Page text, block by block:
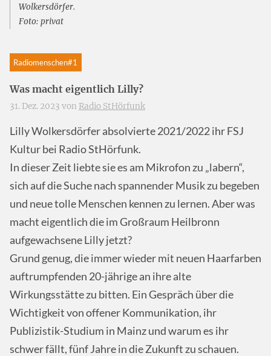
Wolkersdörfer.
Foto: privat
Radiomenschen#1
Was macht eigentlich Lilly?
31. Dez. 2023 von Radio StHörfunk
Lilly Wolkersdörfer absolvierte 2021/2022 ihr FSJ
Kultur bei Radio StHörfunk.
In dieser Zeit liebte sie es am Mikrofon zu „labern“,
sich auf die Suche nach spannender Musik zu begeben
und neue tolle Menschen kennen zu lernen. Aber was
macht eigentlich die im Großraum Heilbronn
aufgewachsene Lilly jetzt?
Grund genug, die immer wieder mit neuen Haarfarben
auftrumpfenden 20-jährige an ihre alte
Wirkungsstätte zu bitten. Ein Gespräch über die
Wichtigkeit von offener Kommunikation, ihr
Publizistik-Studium in Mainz und warum es ihr
schwer fällt, fünf Jahre in die Zukunft zu schauen.